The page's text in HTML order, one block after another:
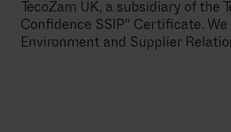
TecoZam UK, a subsidiary of the
Confidence SSIP" Certificate.
Environment and Supplier